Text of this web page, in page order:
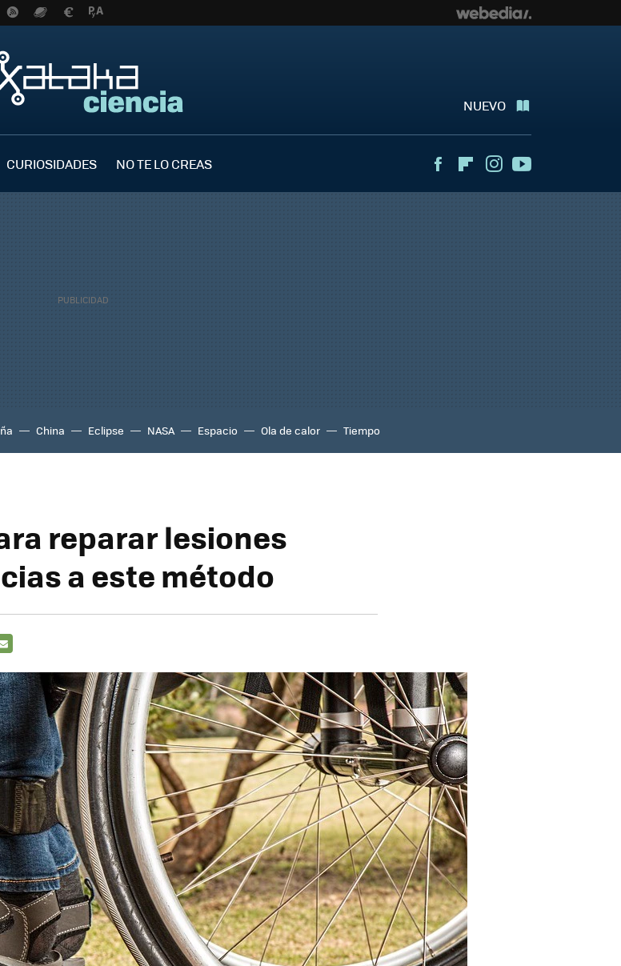
NUEVO
CURIOSIDADES NO TE LO CREAS FacebookFlipboardInstagram
China Eclipse NASA Espacio Ola de calor Tiempo
reparar lesiones
a este método